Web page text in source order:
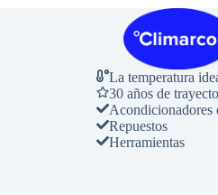
La temperatura
30 años de
Acondicionadores
Repuestos
Herramientas